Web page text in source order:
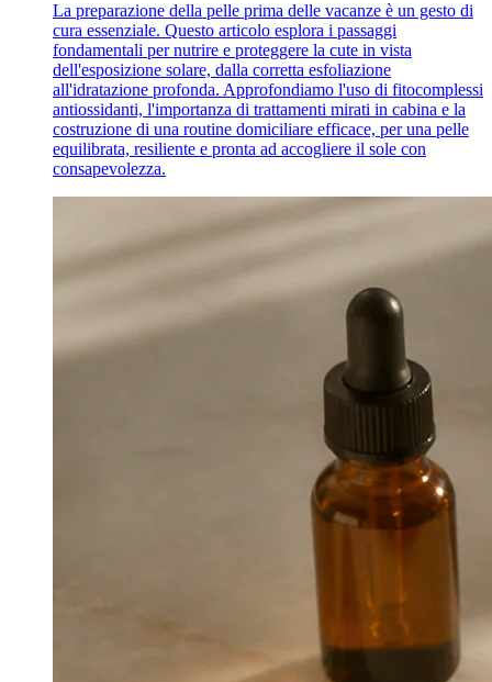
La preparazione della pelle prima delle vacanze è un gesto di
cura essenziale. Questo articolo esplora i passaggi
fondamentali per nutrire e proteggere la cute in vista
dell'esposizione solare, dalla corretta esfoliazione
all'idratazione profonda. Approfondiamo l'uso di fitocomplessi
antiossidanti, l'importanza di trattamenti mirati in cabina e la
costruzione di una routine domiciliare efficace, per una pelle
equilibrata, resiliente e pronta ad accogliere il sole con
consapevolezza.